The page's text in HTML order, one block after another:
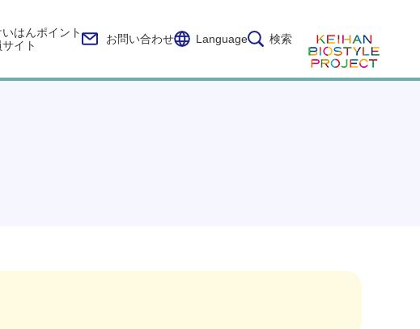
いはんポイント
イト
お問い合わせ Language 検索